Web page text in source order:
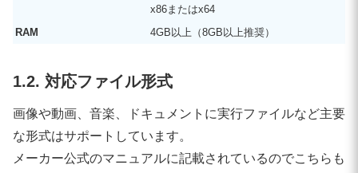
x86またはx64
RAM
4GB以上（8GB以上推奨）
1.2. 対応ファイル形式
画像や動画、音楽、ドキュメントに実行ファイルなど主要
な形式はサポートしています。
メーカー公式のマニュアルに記載されているのでこちらも